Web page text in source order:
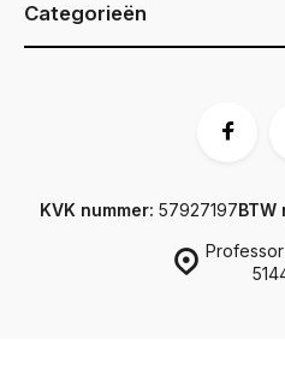
Categorieën
KVK nummer: 57927197BTW